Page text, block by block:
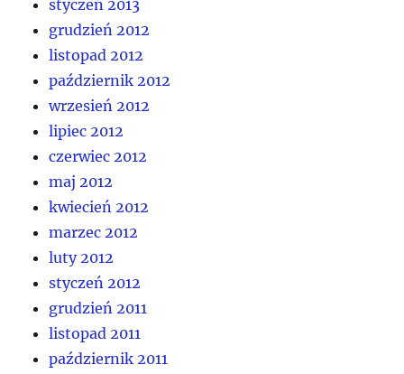
styczeń 2013
grudzień 2012
listopad 2012
październik 2012
wrzesień 2012
lipiec 2012
czerwiec 2012
maj 2012
kwiecień 2012
marzec 2012
luty 2012
styczeń 2012
grudzień 2011
listopad 2011
październik 2011